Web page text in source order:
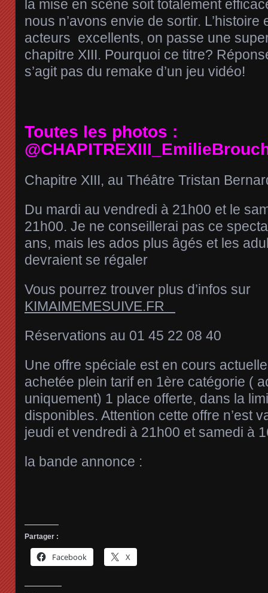
la mise en scène soit totalement
nous n’avons envie de sortir.
acteurs excellents, on passe une
chapitre XIII. Pourquoi ce titre?
s’agit pas du remake d’un jeu vidéo!
Toutes les photos :
Chapitre XIII, au Théâtre Tristan
Du mardi au vendredi à 21h00 et le
21h00. Je ne conseillerai pas ce
ans, mais les ados plus âgés et les
devraient se régaler
Vous pourrez trouver plus d’infos sur
KIMAIMEMESUIVE.FR
Réservations au 01 45 22 08 40
Une offre spéciale est en cours
achetée plein tarif en 1ère catégorie (
uniquement) 1 place offerte, dans la
disponibles. Attention cette offre n’est
jeudi et vendredi à 21h00 et samedi à
la bande annonce :
Partager :
Facebook X